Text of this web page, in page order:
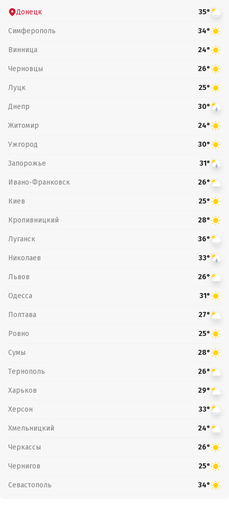
Донецк 35°
Симферополь 34°
Винница 24°
Черновцы 26°
Луцк 25°
Днепр 30°
Житомир 24°
Ужгород 30°
Запорожье 31°
Ивано-Франковск 26°
Киев 25°
Кропивницкий 28°
Луганск 36°
Николаев 33°
Львов 26°
Одесса 31°
Полтава 27°
Ровно 25°
Сумы 28°
Тернополь 26°
Харьков 29°
Херсон 33°
Хмельницкий 24°
Черкассы 26°
Чернигов 25°
Севастополь 34°